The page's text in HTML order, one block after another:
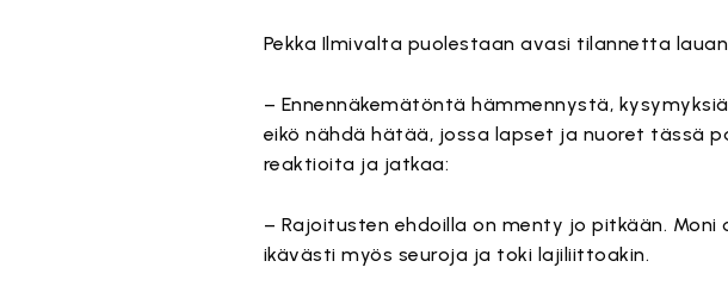
Pekka Ilmivalta puolestaan avasi tilannetta
– Ennennäkemätöntä hämmennystä,
eikö nähdä hätää, jossa lapset ja nuoret tässä
reaktioita ja jatkaa:
– Rajoitusten ehdoilla on menty jo pitkään.
ikävästi myös seuroja ja toki lajiliittoakin.